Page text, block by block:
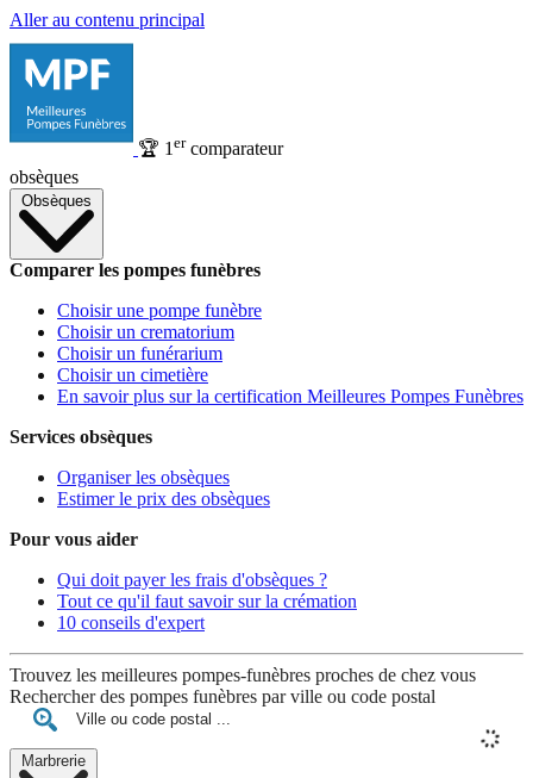
Aller au contenu principal
🏆 1 ercomparateur
obsèques
Obsèques
Comparer les pompes funèbres
Choisir une pompe funèbre
Choisir un crematorium
Choisir un funérarium
Choisir un cimetière
En savoir plus sur la certification Meilleures Pompes Funèbres
Services obsèques
Organiser les obsèques
Estimer le prix des obsèques
Pour vous aider
Qui doit payer les frais d'obsèques ?
Tout ce qu'il faut savoir sur la crémation
10 conseils d'expert
Trouvez les meilleures pompes-funèbres proches de chez vous
Rechercher des pompes funèbres par ville ou code postal
Marbrerie